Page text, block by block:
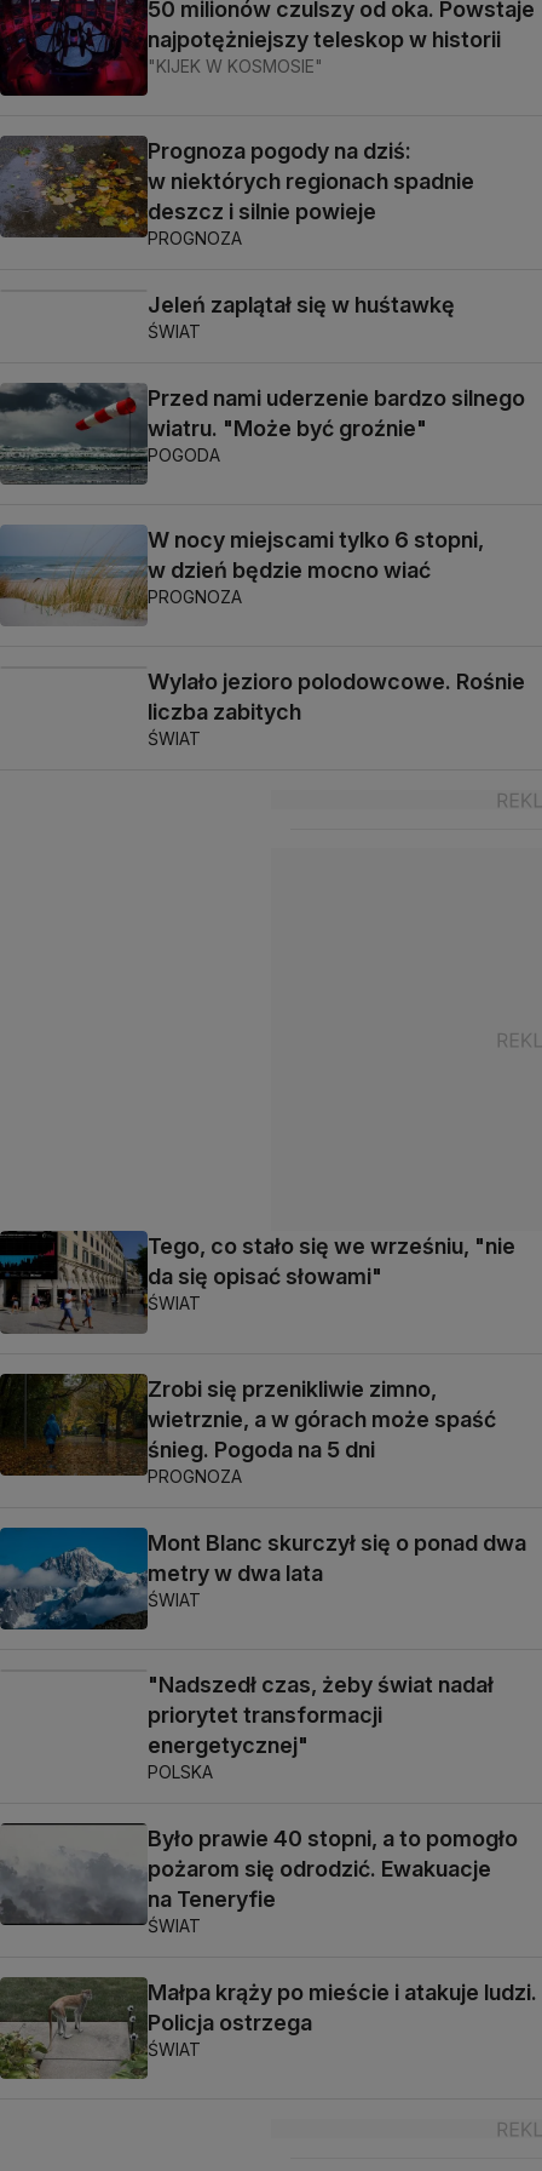
50 milionów czulszy od oka. Powstaje
najpotężniejszy teleskop w historii
"KIJEK W KOSMOSIE"
Prognoza pogody na dziś:
w niektórych regionach spadnie
deszcz i silnie powieje
PROGNOZA
Jeleń zaplątał się w huśtawkę
ŚWIAT
Przed nami uderzenie bardzo silnego
wiatru. "Może być groźnie"
POGODA
W nocy miejscami tylko 6 stopni,
w dzień będzie mocno wiać
PROGNOZA
Wylało jezioro polodowcowe. Rośnie
liczba zabitych
ŚWIAT
Tego, co stało się we wrześniu, "nie
da się opisać słowami"
ŚWIAT
Zrobi się przenikliwie zimno,
wietrznie, a w górach może spaść
śnieg. Pogoda na 5 dni
PROGNOZA
Mont Blanc skurczył się o ponad dwa
metry w dwa lata
ŚWIAT
"Nadszedł czas, żeby świat nadał
priorytet transformacji
energetycznej"
POLSKA
Było prawie 40 stopni, a to pomogło
pożarom się odrodzić. Ewakuacje
na Teneryfie
ŚWIAT
Małpa krąży po mieście i atakuje ludzi.
Policja ostrzega
ŚWIAT